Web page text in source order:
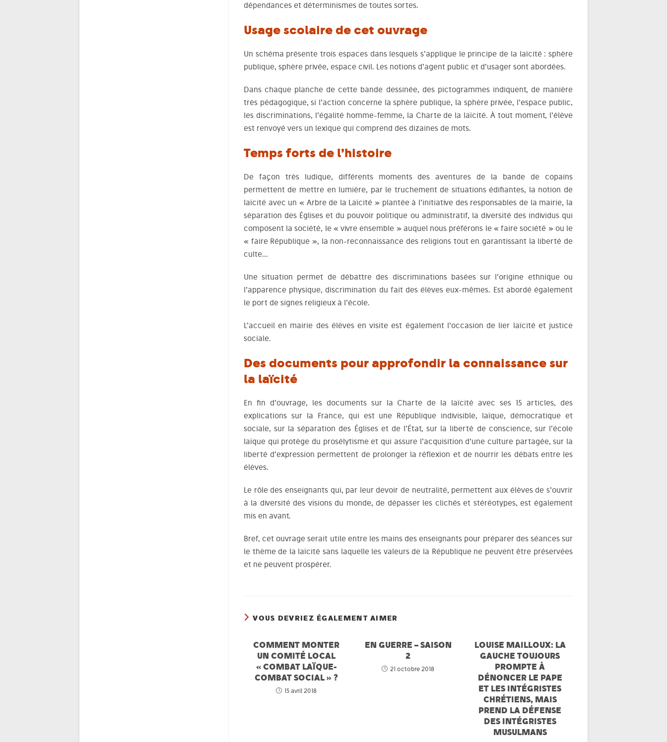
dépendances et déterminismes de toutes sortes.
Usage scolaire de cet ouvrage
Un schéma présente trois espaces dans lesquels s’applique le principe de la laïcité : sphère
publique, sphère privée, espace civil. Les notions d’agent public et d’usager sont abordées.
Dans chaque planche de cette bande dessinée, des pictogrammes indiquent, de manière
très pédagogique, si l’action concerne la sphère publique, la sphère privée, l’espace public,
les discriminations, l’égalité homme-femme, la Charte de la laïcité. À tout moment, l’élève
est renvoyé vers un lexique qui comprend des dizaines de mots.
Temps forts de l’histoire
De façon très ludique, différents moments des aventures de la bande de copains
permettent de mettre en lumière, par le truchement de situations édifiantes, la notion de
laïcité avec un « Arbre de la Laïcité » plantée à l’initiative des responsables de la mairie, la
séparation des Églises et du pouvoir politique ou administratif, la diversité des individus qui
composent la société, le « vivre ensemble » auquel nous préférons le « faire société » ou le
« faire République », la non-reconnaissance des religions tout en garantissant la liberté de
culte…
Une situation permet de débattre des discriminations basées sur l’origine ethnique ou
l’apparence physique, discrimination du fait des élèves eux-mêmes. Est abordé également
le port de signes religieux à l’école.
L’accueil en mairie des élèves en visite est également l’occasion de lier laïcité et justice
sociale.
Des documents pour approfondir la connaissance sur
la laïcité
En fin d’ouvrage, les documents sur la Charte de la laïcité avec ses 15 articles, des
explications sur la France, qui est une République indivisible, laïque, démocratique et
sociale, sur la séparation des Églises et de l’État, sur la liberté de conscience, sur l’école
laïque qui protège du prosélytisme et qui assure l’acquisition d’une culture partagée, sur la
liberté d’expression permettent de prolonger la réflexion et de nourrir les débats entre les
élèves.
Le rôle des enseignants qui, par leur devoir de neutralité, permettent aux élèves de s’ouvrir
à la diversité des visions du monde, de dépasser les clichés et stéréotypes, est également
mis en avant.
Bref, cet ouvrage serait utile entre les mains des enseignants pour préparer des séances sur
le thème de la laïcité sans laquelle les valeurs de la République ne peuvent être préservées
et ne peuvent prospérer.
VOUS DEVRIEZ ÉGALEMENT AIMER
COMMENT MONTER
UN COMITÉ LOCAL
« COMBAT LAÏQUE-
COMBAT SOCIAL » ?
15 avril 2018
EN GUERRE – SAISON
2
21 octobre 2018
LOUISE MAILLOUX: LA
GAUCHE TOUJOURS
PROMPTE À
DÉNONCER LE PAPE
ET LES INTÉGRISTES
CHRÉTIENS, MAIS
PREND LA DÉFENSE
DES INTÉGRISTES
MUSULMANS